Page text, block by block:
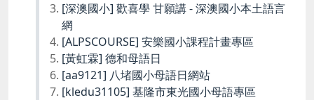
[深澳國小] 歡喜學 甘願講 - 深澳國小本土語言
網
[ALPSCOURSE] 安樂國小課程計畫專區
[黃虹霖] 德和母語日
[aa9121] 八堵國小母語日網站
[kledu31105] 基隆市東光國小母語專區